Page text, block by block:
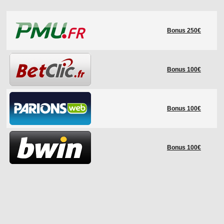
LES STADES
HISTORIQUE
COUPE DES CONFÉDÉRATIONS
Bonus 250€
Bonus 100€
Bonus 100€
Bonus 100€